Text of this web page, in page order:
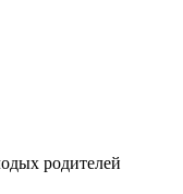
родителей